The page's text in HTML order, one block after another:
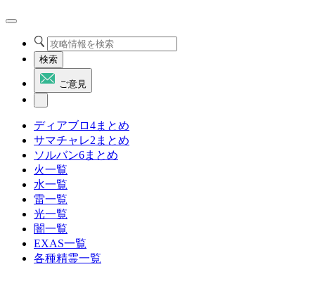
検索
ご意見
ディアブロ4まとめ
サマチャレ2まとめ
ソルバン6まとめ
火一覧
水一覧
雷一覧
光一覧
闇一覧
EXAS一覧
各種精霊一覧